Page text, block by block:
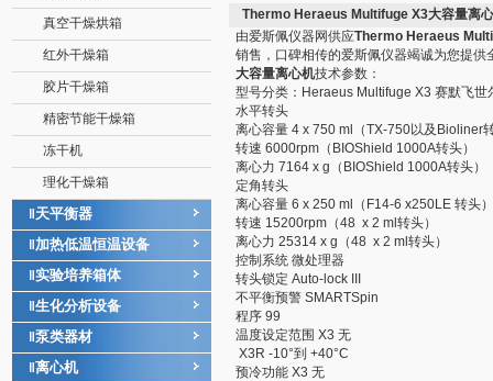
真空干燥烘箱
红外干燥箱
胶片干燥箱
精密节能干燥箱
冻干机
理化干燥箱
天平衡器
加热低温恒温设备
实验培养箱体
生化分析设备
泵类器材
离心机
Thermo Heraeus Multifuge X3大容量离
由爱斯佩仪器网供应Thermo Heraeus
销售，口碑相传的爱斯佩仪器竭诚为您提供
大容量离心机技术参数：
型号分类：Heraeus Multifuge X3 赛默飞世
水平转头
离心容量 4 x 750 ml（TX-750以及Bioliner
转速 6000rpm（BIOShield 1000A转头）
离心力 7164 x g（BIOShield 1000A转头）
定角转头
离心容量 6 x 250 ml（F14-6 x250LE 转头）
转速 15200rpm（48 x 2 ml转头）
离心力 25314 x g（48 x 2 ml转头）
控制系统 微处理器
转头锁定 Auto-lock III
不平衡预警 SMARTSpin
程序 99
温度设定范围 X3 无
X3R -10°到 +40°C
预冷功能 X3 无